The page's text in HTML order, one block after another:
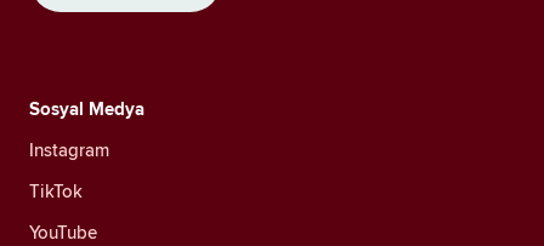
Sosyal Medya
Instagram
TikTok
YouTube